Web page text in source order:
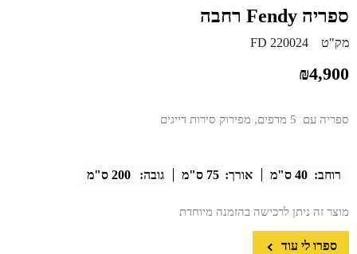
ספריה Fendy רחבה
מק"ט FD 220024
₪4,900
ספריה עם 5 מדפים, מפירוק סירות דייגים
רוחב: 40 ס"מ אורך: 75 ס"מ גובה: 200 ס"מ
מוצר זה ניתן לרכישה בהזמנה מיוחדת
ספרו לי עוד